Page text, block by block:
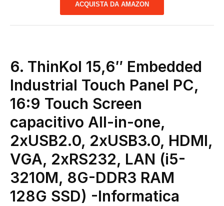
ACQUISTA DA AMAZON
6. ThinKol 15,6″ Embedded
Industrial Touch Panel PC,
16:9 Touch Screen
capacitivo All-in-one,
2xUSB2.0, 2xUSB3.0, HDMI,
VGA, 2xRS232, LAN (i5-
3210M, 8G-DDR3 RAM
128G SSD) -Informatica